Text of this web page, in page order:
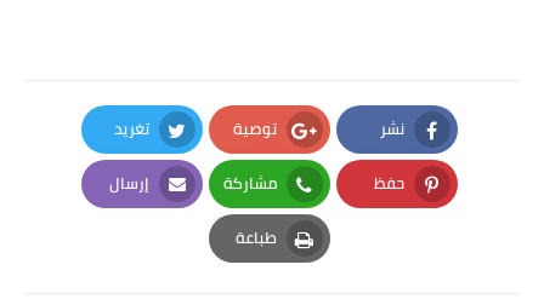
نشر
Facebook
توصية
Google Plus
تغريد
Twitter
حفظ
Pinterest
مشاركة
Whatsapp
إرسال
Email
طباعة
Print